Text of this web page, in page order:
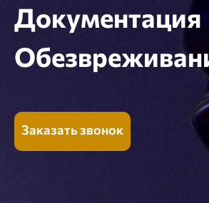
Документация
Заказать звонок